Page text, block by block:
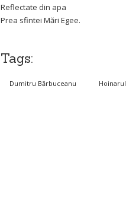
Reflectate din apa
Prea sfintei Mări Egee.
Tags:
Dumitru Bărbuceanu Hoinarul